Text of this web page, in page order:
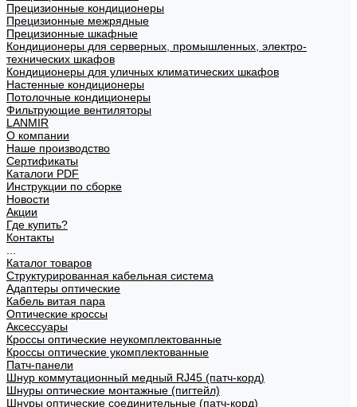
Прецизионные кондиционеры
Прецизионные межрядные
Прецизионные шкафные
Кондиционеры для серверных, промышленных, электро-
технических шкафов
Кондиционеры для уличных климатических шкафов
Настенные кондиционеры
Потолочные кондиционеры
Фильтрующие вентиляторы
LANMIR
О компании
Наше производство
Сертификаты
Каталоги PDF
Инструкции по сборке
Новости
Акции
Где купить?
Контакты
Каталог товаров
Структурированная кабельная система
Адаптеры оптические
Кабель витая пара
Оптические кроссы
Аксессуары
Кроссы оптические неукомплектованные
Кроссы оптические укомплектованные
Патч-панели
Шнур коммутационный медный RJ45 (патч-корд)
Шнуры оптические монтажные (пигтейл)
Шнуры оптические соединительные (патч-корд)